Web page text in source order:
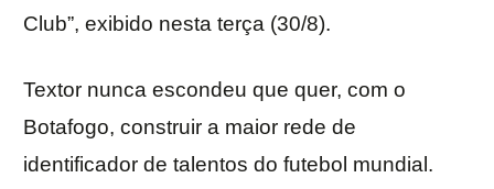
Club”, exibido nesta terça (30/8).
Textor nunca escondeu que quer, com o
Botafogo, construir a maior rede de
identificador de talentos do futebol mundial.